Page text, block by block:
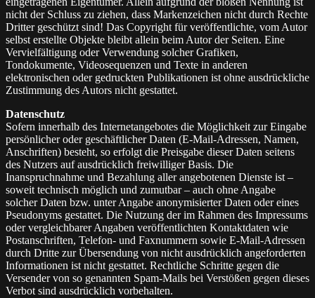
nicht der Schluss zu ziehen, dass Markenzeichen nicht durch Rechte
Dritter geschützt sind! Das Copyright für veröffentlichte, vom Autor
selbst erstellte Objekte bleibt allein beim Autor der Seiten. Eine
Vervielfältigung oder Verwendung solcher Grafiken,
Tondokumente, Videosequenzen und Texte in anderen
elektronischen oder gedruckten Publikationen ist ohne ausdrückliche
Zustimmung des Autors nicht gestattet.
Datenschutz
Sofern innerhalb des Internetangebotes die Möglichkeit zur Eingabe
persönlicher oder geschäftlicher Daten (E-Mail-Adressen, Namen,
Anschriften) besteht, so erfolgt die Preisgabe dieser Daten seitens
des Nutzers auf ausdrücklich freiwilliger Basis. Die
Inanspruchnahme und Bezahlung aller angebotenen Dienste ist –
soweit technisch möglich und zumutbar – auch ohne Angabe
solcher Daten bzw. unter Angabe anonymisierter Daten oder eines
Pseudonyms gestattet. Die Nutzung der im Rahmen des Impressums
oder vergleichbarer Angaben veröffentlichten Kontaktdaten wie
Postanschriften, Telefon- und Faxnummern sowie E-Mail-Adressen
durch Dritte zur Übersendung von nicht ausdrücklich angeforderten
Informationen ist nicht gestattet. Rechtliche Schritte gegen die
Versender von so genannten Spam-Mails bei Verstößen gegen dieses
Verbot sind ausdrücklich vorbehalten.